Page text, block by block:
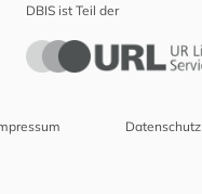
DBIS ist Teil der
Datenschutz